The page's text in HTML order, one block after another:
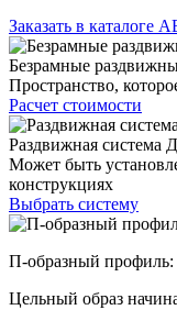
Заказать в каталоге
Безрамные
Пространство,
Расчет стоимости
Раздвижная система
Может быть
конструкциях
Выбрать систему
П-образный профиль:
Цельный образ